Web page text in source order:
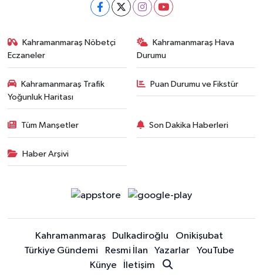
Kahramanmaraş Nöbetçi
Eczaneler
Kahramanmaraş Hava
Durumu
Kahramanmaraş Trafik
Yoğunluk Haritası
Puan Durumu ve Fikstür
Tüm Manşetler Son Dakika Haberleri
Haber Arşivi
Kahramanmaraş Dulkadiroğlu
Onikişubat
Türkiye Gündemi
Resmi İlan Yazarlar
YouTube
Künye
İletişim